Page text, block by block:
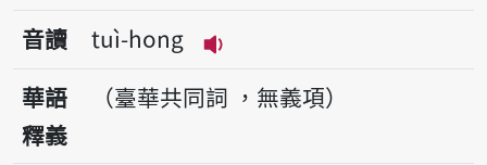
音讀
tuì-hong
播放音讀tuì-hong
華語
釋義
（臺華共同詞 ，無義項）